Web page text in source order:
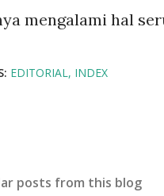
mengalami hal
EDITORIAL INDEX
posts from this blog